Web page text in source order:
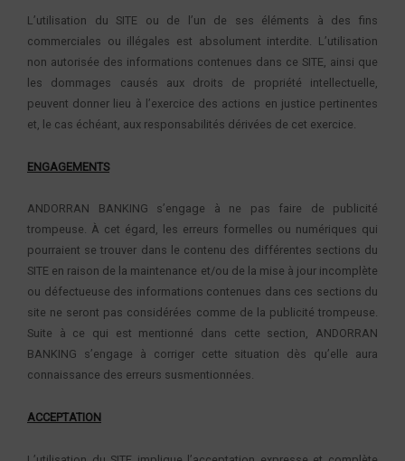
L’utilisation du SITE ou de l’un de ses éléments à des fins
commerciales ou illégales est absolument interdite. L’utilisation
non autorisée des informations contenues dans ce SITE, ainsi que
les dommages causés aux droits de propriété intellectuelle,
peuvent donner lieu à l’exercice des actions en justice pertinentes
et, le cas échéant, aux responsabilités dérivées de cet exercice.
ENGAGEMENTS
ANDORRAN BANKING s’engage à ne pas faire de publicité
trompeuse. À cet égard, les erreurs formelles ou numériques qui
pourraient se trouver dans le contenu des différentes sections du
SITE en raison de la maintenance et/ou de la mise à jour incomplète
ou défectueuse des informations contenues dans ces sections du
site ne seront pas considérées comme de la publicité trompeuse.
Suite à ce qui est mentionné dans cette section, ANDORRAN
BANKING s’engage à corriger cette situation dès qu’elle aura
connaissance des erreurs susmentionnées.
ACCEPTATION